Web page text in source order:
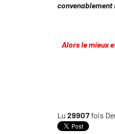
convenablement
Alors le mieux
Lu 29907 fois